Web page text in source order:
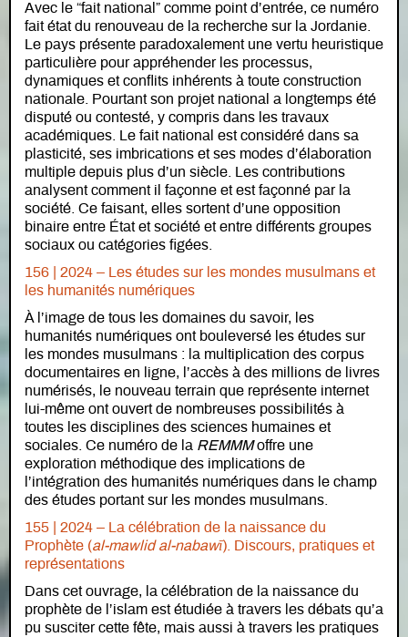
Avec le “fait national” comme point d’entrée, ce numéro
fait état du renouveau de la recherche sur la Jordanie.
Le pays présente paradoxalement une vertu heuristique
particulière pour appréhender les processus,
dynamiques et conflits inhérents à toute construction
nationale. Pourtant son projet national a longtemps été
disputé ou contesté, y compris dans les travaux
académiques. Le fait national est considéré dans sa
plasticité, ses imbrications et ses modes d’élaboration
multiple depuis plus d’un siècle. Les contributions
analysent comment il façonne et est façonné par la
société. Ce faisant, elles sortent d’une opposition
binaire entre État et société et entre différents groupes
sociaux ou catégories figées.
156 | 2024 – Les études sur les mondes musulmans et
les humanités numériques
À l’image de tous les domaines du savoir, les
humanités numériques ont bouleversé les études sur
les mondes musulmans : la multiplication des corpus
documentaires en ligne, l’accès à des millions de livres
numérisés, le nouveau terrain que représente internet
lui-même ont ouvert de nombreuses possibilités à
toutes les disciplines des sciences humaines et
sociales. Ce numéro de la REMMMoffre une
exploration méthodique des implications de
l’intégration des humanités numériques dans le champ
des études portant sur les mondes musulmans.
155 | 2024 – La célébration de la naissance du
Prophète (al-mawlid al-nabawī). Discours, pratiques et
représentations
Dans cet ouvrage, la célébration de la naissance du
prophète de l’islam est étudiée à travers les débats qu’a
pu susciter cette fête, mais aussi à travers les pratiques